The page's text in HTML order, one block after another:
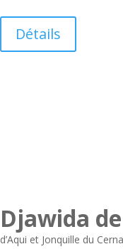
Détails
Djawida
d’Aqui et Jonquille du